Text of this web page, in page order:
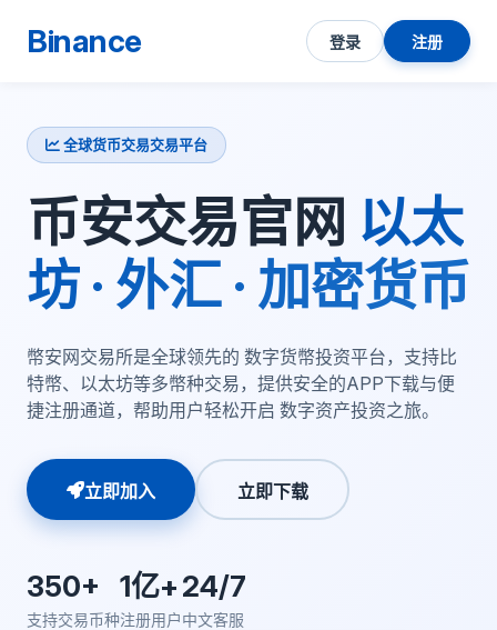
Binance 登录 注册
全球货币交易交易平台
币安交易官网 以太
坊 · 外汇 · 加密货币
幣安网交易所是全球领先的 数字货幣投资平台，支持比
特幣、以太坊等多幣种交易，提供安全的APP下载与便
捷注册通道，帮助用户轻松开启 数字资产投资之旅。
立即加入 立即下载
350+
支持交易币种
1亿+
注册用户
24/7
中文客服